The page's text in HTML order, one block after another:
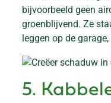
bijvoorbeeld geen
groenblijvend. Ze
leggen op de
5.